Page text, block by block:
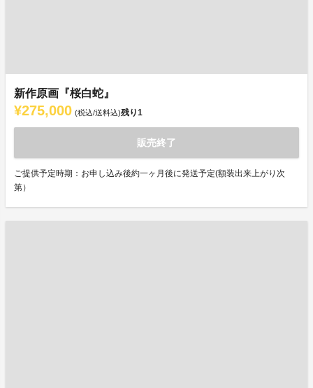
新作原画『桜白蛇』
¥275,000 (税込/送料込)残り1
販売終了
ご提供予定時期：お申し込み後約一ヶ月後に発送予定(額装出来上がり次
第）